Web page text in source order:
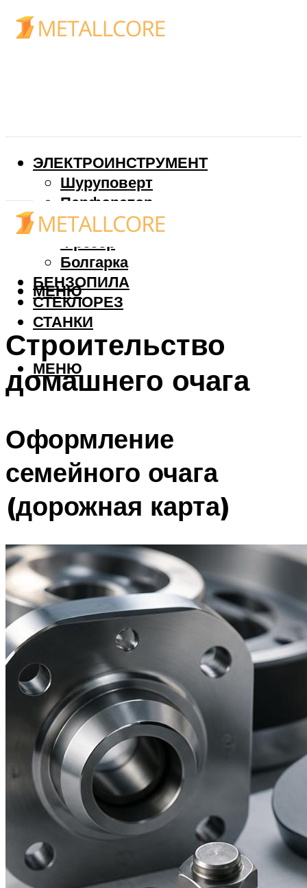
ЭЛЕКТРОИНСТРУМЕНТ
Шуруповерт
Перфоратор
Дрель
Фрезер
Болгарка
БЕНЗОПИЛА
СТЕКЛОРЕЗ
СТАНКИ
МЕНЮ
МЕНЮ
Строительство
домашнего очага
Оформление
семейного очага
(дорожная карта)